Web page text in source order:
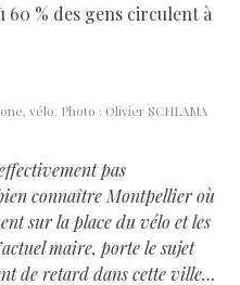
60 % des gens circulent à
vélo. Photo : Olivier SCHLAMA
pas
connaître Montpellier où
sur la place du vélo et les
maire, porte le sujet
de retard dans cette ville…